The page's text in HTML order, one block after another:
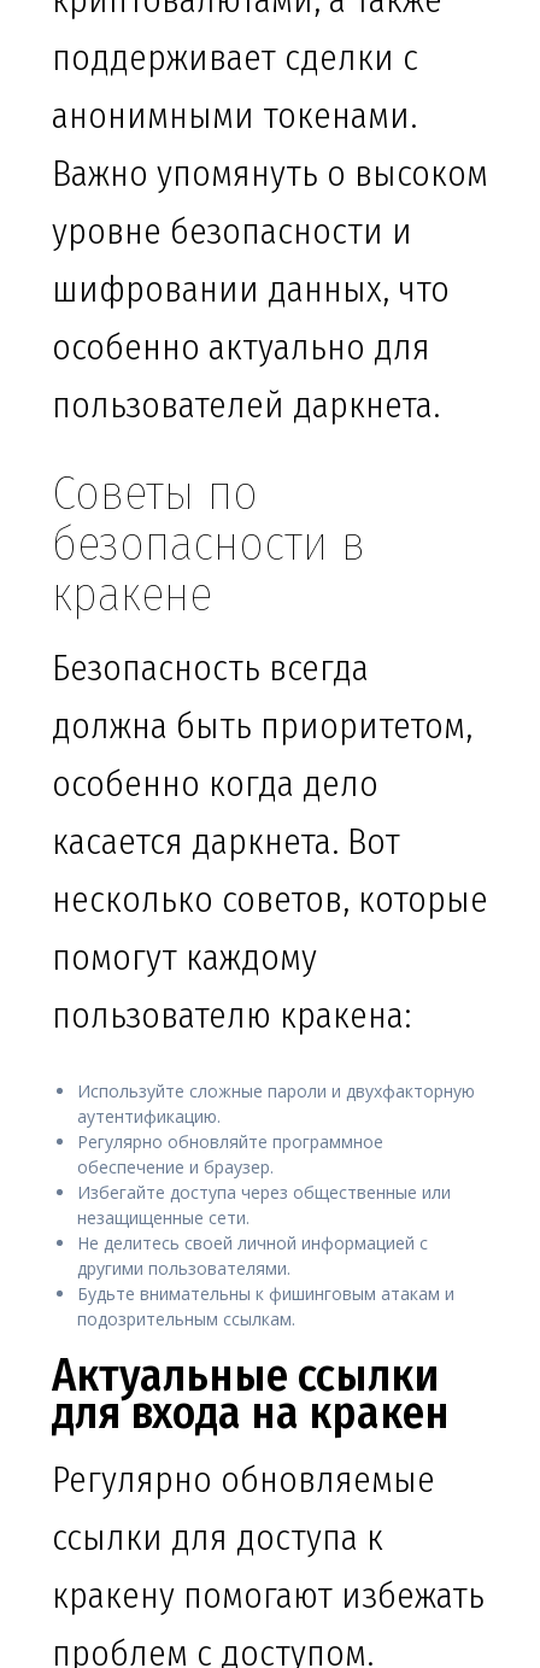
поддерживает сделки с
анонимными токенами.
Важно упомянуть о высоком
уровне безопасности и
шифровании данных, что
особенно актуально для
пользователей даркнета.
Советы по
безопасности в
кракене
Безопасность всегда
должна быть приоритетом,
особенно когда дело
касается даркнета. Вот
несколько советов, которые
помогут каждому
пользователю кракена:
Используйте сложные пароли и двухфакторную
аутентификацию.
Регулярно обновляйте программное
обеспечение и браузер.
Избегайте доступа через общественные или
незащищенные сети.
Не делитесь своей личной информацией с
другими пользователями.
Будьте внимательны к фишинговым атакам и
подозрительным ссылкам.
Актуальные ссылки
для входа на кракен
Регулярно обновляемые
ссылки для доступа к
кракену помогают избежать
проблем с доступом.